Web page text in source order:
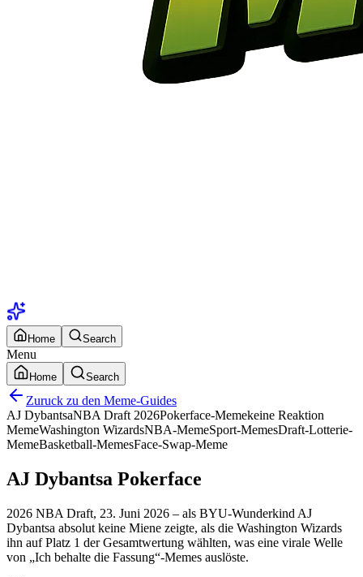
Home Search
Menu
Home Search
Zuruck zu den Meme-Guides
AJ DybantsaNBA Draft 2026Pokerface-Memekeine Reaktion
MemeWashington WizardsNBA-MemeSport-MemesDraft-Lotterie-
MemeBasketball-MemesFace-Swap-Meme
AJ Dybantsa Pokerface
2026 NBA Draft, 23. Juni 2026 – als BYU-Wunderkind AJ
Dybantsa absolut keine Miene zeigte, als die Washington Wizards
ihn auf Platz 1 der Gesamtwertung wählten, was eine virale Welle
von „Ich behalte die Fassung“-Memes auslöste.